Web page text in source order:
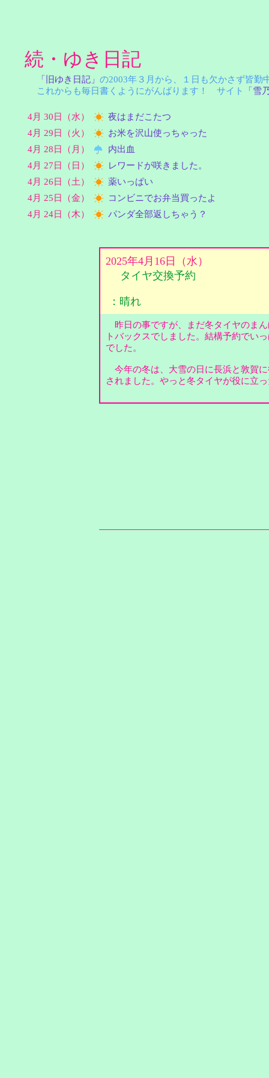
続・ゆき日記
「旧ゆき日記」 の2003年３月から、１日も欠かさず皆
これからも毎日書くようにがんばります！ サイト
「雪
4月 30日（水）
夜はまだこたつ
4月 29日（火）
お米を沢山使っちゃった
4月 28日（月）
内出血
4月 27日（日）
レワードが咲きました。
4月 26日（土）
薬いっぱい
4月 25日（金）
コンビニでお弁当買ったよ
4月 24日（木）
パンダ全部返しちゃう？
2025年4月16日（水）
タイヤ交換予約
：晴れ
昨日の事ですが、まだ冬タイヤのま
トバックスでしました。結構予約でい
でした。
今年の冬は、大雪の日に長浜と敦賀
されました。やっと冬タイヤが役に立